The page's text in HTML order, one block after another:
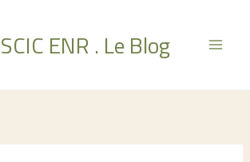
SCIC ENR . Le Blog